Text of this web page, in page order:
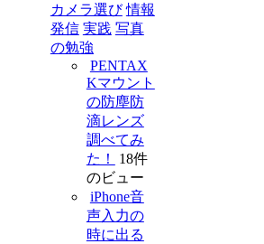
カメラ選び 情報
発信 実践 写真
の勉強
PENTAX
Kマウント
の防塵防
滴レンズ
調べてみ
た！
18件
のビュー
iPhone音
声入力の
時に出る